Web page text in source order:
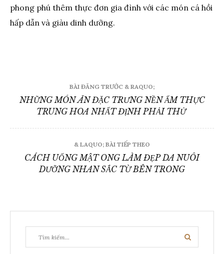
phong phú thêm thực đơn gia đình với các món cá hồi
hấp dẫn và giàu dinh dưỡng.
hướng
BÀI ĐĂNG TRƯỚC & RAQUO;
NHỮNG MÓN ĂN ĐẶC TRƯNG NỀN ẨM THỰC
TRUNG HOA NHẤT ĐỊNH PHẢI THỬ
& LAQUO; BÀI TIẾP THEO
CÁCH UỐNG MẬT ONG LÀM ĐẸP DA NUÔI
DƯỠNG NHAN SẮC TỪ BÊN TRONG
kiếm:
Tìm